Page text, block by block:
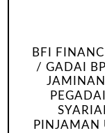
BFI
GADAI
PINJAMAN